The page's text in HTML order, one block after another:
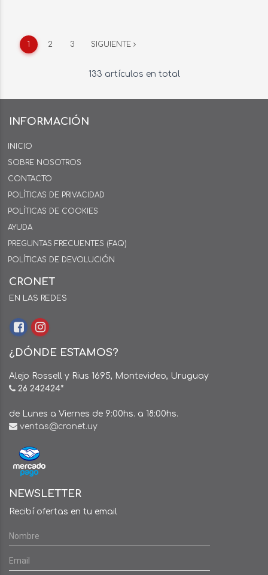
1 2 3 SIGUIENTE
133 artículos en total
INFORMACIÓN
INICIO
SOBRE NOSOTROS
CONTACTO
POLÍTICAS DE PRIVACIDAD
POLÍTICAS DE COOKIES
AYUDA
PREGUNTAS FRECUENTES (FAQ)
POLÍTICAS DE DEVOLUCIÓN
CRONET
EN LAS REDES
¿DÓNDE ESTAMOS?
Alejo Rossell y Rius 1695, Montevideo, Uruguay
26 242424*
de Lunes a Viernes de 9:00hs. a 18:00hs.
ventas@cronet.uy
NEWSLETTER
Recibí ofertas en tu email